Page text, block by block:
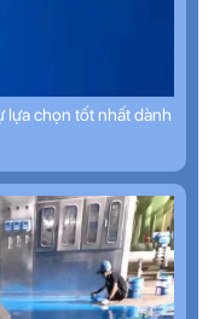
lựa chọn tốt nhất dành